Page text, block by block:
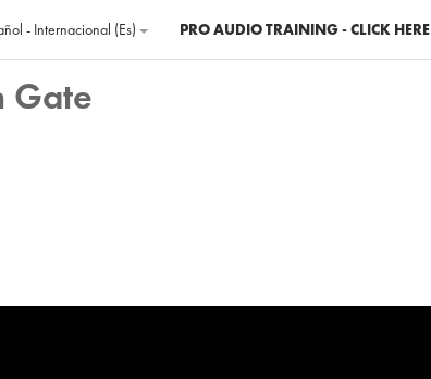
- Internacional ‎(es)‎ PRO AUDIO TRAINING - CLICK HERE
Gate